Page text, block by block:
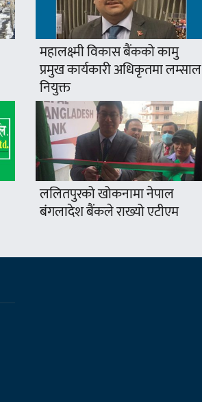
महालक्ष्मी विकास बैंकको कामु
प्रमुख कार्यकारी अधिकृतमा लम्साल
नियुक्त
ललितपुरको खोकनामा नेपाल
बंगलादेश बैंकले राख्यो एटीएम